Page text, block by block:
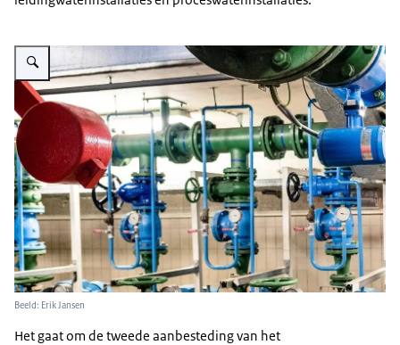
Vergroot afbeelding Watersysteem Vliegbasis Woensdrecht
Beeld: Erik Jansen
Het gaat om de tweede aanbesteding van het